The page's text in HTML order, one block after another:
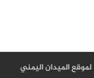
لموقع الميدان اليمني